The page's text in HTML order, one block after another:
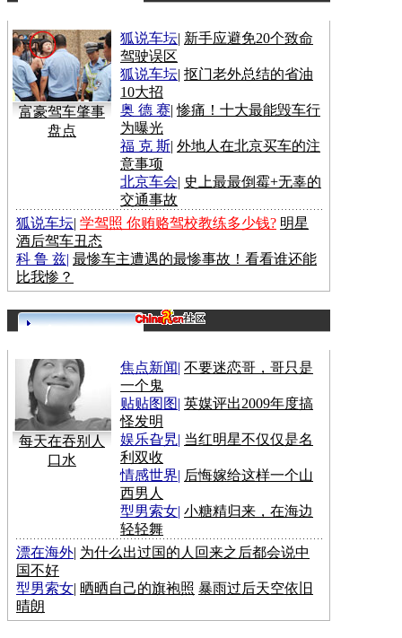
富豪驾车肇事
盘点
狐说车坛| 新手应避免20个致命
驾驶误区
狐说车坛| 抠门老外总结的省油
10大招
奥 德 赛|惨痛！十大最能毁车行
为曝光
福 克 斯| 外地人在北京买车的注
意事项
北京车会| 史上最最倒霉+无辜的
交通事故
狐说车坛| 学驾照 你贿赂驾校教练多少钱? 明星
酒后驾车丑态
科 鲁 兹| 最惨车主遭遇的最惨事故！看看谁还能
比我惨？
每天在吞别人
口水
焦点新闻| 不要迷恋哥，哥只是
一个鬼
贴贴图图| 英媒评出2009年度搞
怪发明
娱乐旮旯 | 当红明星不仅仅是名
利双收
情感世界| 后悔嫁给这样一个山
西男人
型男索女| 小糖精归来，在海边
轻轻舞
漂在海外| 为什么出过国的人回来之后都会说中
国不好
型男索女| 晒晒自己的旗袍照 暴雨过后天空依旧
晴朗